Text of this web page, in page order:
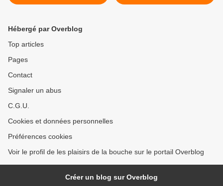
Hébergé par Overblog
Top articles
Pages
Contact
Signaler un abus
C.G.U.
Cookies et données personnelles
Préférences cookies
Voir le profil de les plaisirs de la bouche sur le portail Overblog
Créer un blog sur Overblog